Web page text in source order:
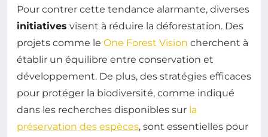
Pour contrer cette tendance alarmante, diverses
initiatives visent à réduire la déforestation. Des
projets comme le One Forest Vision cherchent à
établir un équilibre entre conservation et
développement. De plus, des stratégies efficaces
pour protéger la biodiversité, comme indiqué
dans les recherches disponibles sur la
préservation des espèces, sont essentielles pour